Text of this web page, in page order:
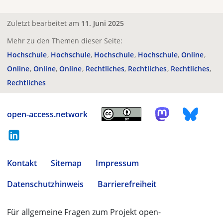
Zuletzt bearbeitet am 11. Juni 2025
Mehr zu den Themen dieser Seite:
Hochschule Hochschule Hochschule Hochschule Online
Online Online Online Rechtliches Rechtliches Rechtliches
Rechtliches
open-access.network
Kontakt Sitemap
Impressum
Datenschutzhinweis
Barrierefreiheit
Für allgemeine Fragen zum Projekt open-